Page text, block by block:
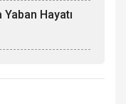
Yaban Hayatı